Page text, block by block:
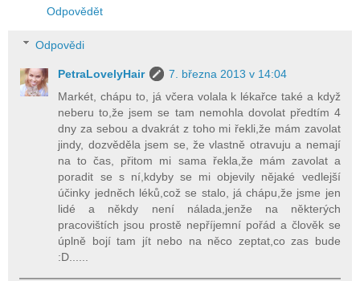
Odpovědět
Odpovědi
PetraLovelyHair
7. března 2013 v 14:04
Markét, chápu to, já včera volala k lékařce také a když
neberu to,že jsem se tam nemohla dovolat předtím 4
dny za sebou a dvakrát z toho mi řekli,že mám zavolat
jindy, dozvěděla jsem se, že vlastně otravuju a nemají
na to čas, přitom mi sama řekla,že mám zavolat a
poradit se s ní,kdyby se mi objevily nějaké vedlejší
účinky jedněch léků,což se stalo, já chápu,že jsme jen
lidé a někdy není nálada,jenže na některých
pracovištích jsou prostě nepříjemní pořád a člověk se
úplně bojí tam jít nebo na něco zeptat,co zas bude
:D......